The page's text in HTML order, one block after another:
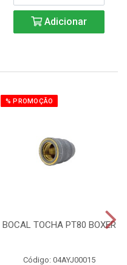
Adicionar
% PROMOÇÃO
BOCAL TOCHA PT80 BOXER
Código: 04AYJ00015